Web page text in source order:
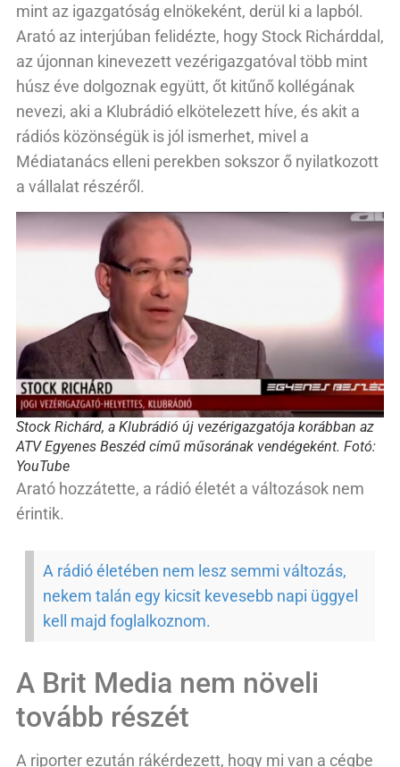
mint az igazgatóság elnökeként, derül ki a lapból.
Arató az interjúban felidézte, hogy Stock Richárddal,
az újonnan kinevezett vezérigazgatóval több mint
húsz éve dolgoznak együtt, őt kitűnő kollégának
nevezi, aki a Klubrádió elkötelezett híve, és akit a
rádiós közönségük is jól ismerhet, mivel a
Médiatanács elleni perekben sokszor ő nyilatkozott
a vállalat részéről.
Stock Richárd, a Klubrádió új vezérigazgatója korábban az
ATV Egyenes Beszéd című műsorának vendégeként. Fotó:
YouTube
Arató hozzátette, a rádió életét a változások nem
érintik.
A rádió életében nem lesz semmi változás,
nekem talán egy kicsit kevesebb napi üggyel
kell majd foglalkoznom.
A Brit Media nem növeli
tovább részét
A riporter ezután rákérdezett, hogy mi van a cégbe